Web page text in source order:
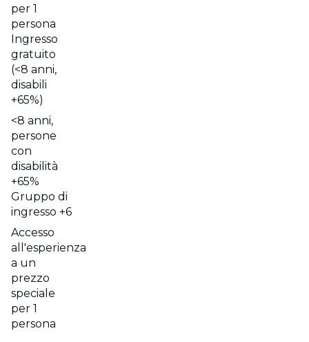
per 1
persona
Ingresso
gratuito
(<8 anni,
disabili
+65%)
<8 anni,
persone
con
disabilità
+65%
Gruppo di
ingresso +6
Accesso
all'esperienza
a un
prezzo
speciale
per 1
persona